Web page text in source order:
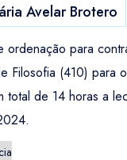
Avelar Brotero
ordenação para
Filosofia (410) para
total de 14 horas a